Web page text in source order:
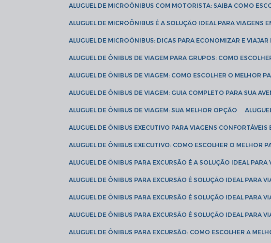
ALUGUEL DE MICROÔNIBUS COM MOTORISTA: SAIBA COMO
ALUGUEL DE MICROÔNIBUS É A SOLUÇÃO IDEAL PARA VIAGENS
ALUGUEL DE MICROÔNIBUS: DICAS PARA ECONOMIZAR E VIAJAR
ALUGUEL DE ÔNIBUS DE VIAGEM PARA GRUPOS: COMO
ALUGUEL DE ÔNIBUS DE VIAGEM: COMO ESCOLHER O MELHOR
ALUGUEL DE ÔNIBUS DE VIAGEM: GUIA COMPLETO PARA SUA
ALUGUEL DE ÔNIBUS DE VIAGEM: SUA MELHOR OPÇÃO
ALUGUEL DE ÔNIBUS EXECUTIVO PARA VIAGENS CONFORTÁVEIS
ALUGUEL DE ÔNIBUS EXECUTIVO: COMO ESCOLHER O MELHOR
ALUGUEL DE ÔNIBUS PARA EXCURSÃO É A SOLUÇÃO IDEAL
ALUGUEL DE ÔNIBUS PARA EXCURSÃO É SOLUÇÃO IDEAL PARA
ALUGUEL DE ÔNIBUS PARA EXCURSÃO É SOLUÇÃO IDEAL PARA
ALUGUEL DE ÔNIBUS PARA EXCURSÃO É SOLUÇÃO IDEAL PARA
ALUGUEL DE ÔNIBUS PARA EXCURSÃO: COMO ESCOLHER A